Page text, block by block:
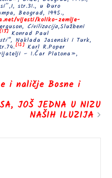
str.31., u Đuro
Beograd, 1995.,
vijesti/koliko-zemlje-
Civilizacija,Službeni
[13] Konrad Paul
Naklada Jasenski i Turk,
[15] Karl R.Poper
– 1.Čar Platona»,
i naličje Bosne i
JOŠ JEDNA U NIZU
NAŠIH ILUZIJA